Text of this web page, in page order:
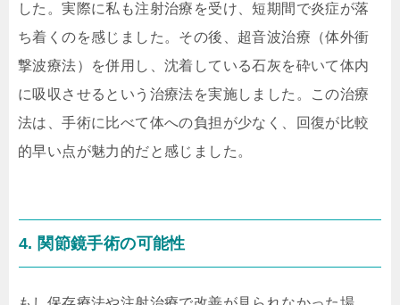
した。実際に私も注射治療を受け、短期間で炎症が落
ち着くのを感じました。その後、超音波治療（体外衝
撃波療法）を併用し、沈着している石灰を砕いて体内
に吸収させるという治療法を実施しました。この治療
法は、手術に比べて体への負担が少なく、回復が比較
的早い点が魅力的だと感じました。
4. 関節鏡手術の可能性